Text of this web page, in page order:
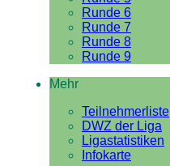
Runde 6
Runde 7
Runde 8
Runde 9
Mehr
Teilnehmerliste
DWZ der Liga
Ligastatistiken
Infokarte